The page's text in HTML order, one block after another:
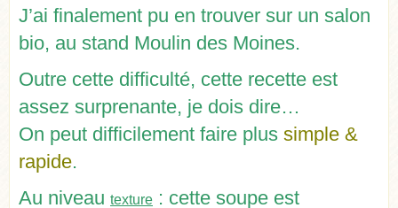
J’ai finalement pu en trouver sur un salon
bio, au stand Moulin des Moines.
Outre cette difficulté, cette recette est
assez surprenante, je dois dire…
On peut difficilement faire plus simple &
rapide.
Au niveau texture : cette soupe est